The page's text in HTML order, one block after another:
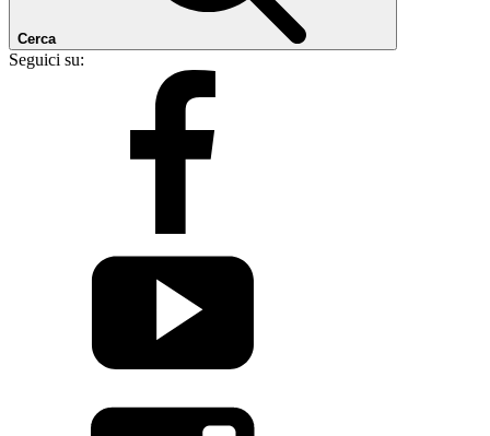
Cerca
Seguici su: